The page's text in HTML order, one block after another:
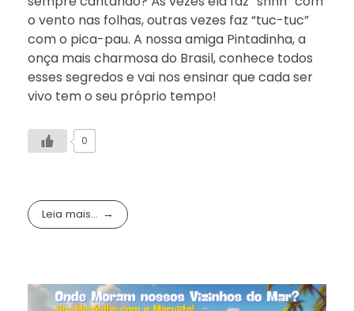
o vento nas folhas, outras vezes faz “tuc-tuc”
com o pica-pau. A nossa amiga Pintadinha, a
onça mais charmosa do Brasil, conhece todos
esses segredos e vai nos ensinar que cada ser
vivo tem o seu próprio tempo!
0
Leia mais...